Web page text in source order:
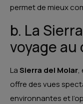
permet de mieux
b. La
voyage
LaSierra del Molar,
offre des vues
environnantes et